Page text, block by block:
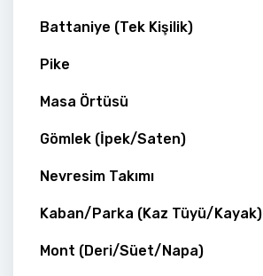
Battaniye (Tek Kişilik)
Pike
Masa Örtüsü
Gömlek (İpek/Saten)
Nevresim Takımı
Kaban/Parka (Kaz Tüyü/Kayak)
Mont (Deri/Süet/Napa)